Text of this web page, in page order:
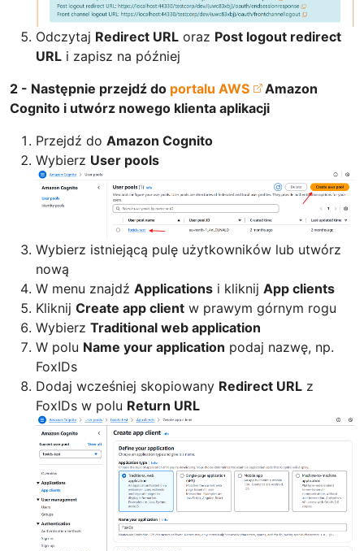
Odczytaj Redirect URL oraz Post logout redirect
URL i zapisz na później
2 - Następnie przejdź do portalu AWS
Amazon
Cognito i utwórz nowego klienta aplikacji
Przejdź do Amazon Cognito
Wybierz User pools
Wybierz istniejącą pulę użytkowników lub utwórz
nową
W menu znajdź Applications i kliknij App clients
Kliknij Create app client w prawym górnym rogu
Wybierz Traditional web application
W polu Name your application podaj nazwę, np.
FoxIDs
Dodaj wcześniej skopiowany Redirect URL z
FoxIDs w polu Return URL